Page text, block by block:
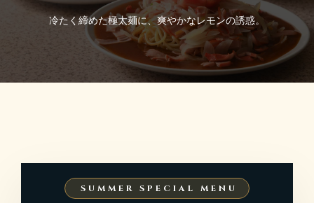
冷たく締めた極太麺に、爽やかなレモンの誘惑。
SUMMER SPECIAL MENU